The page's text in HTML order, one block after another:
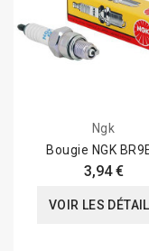
Ngk
Bougie NGK
3,94 €
VOIR LES